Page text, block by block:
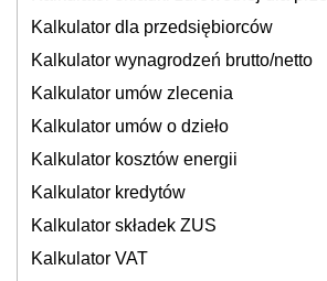
Kalkulator dla przedsiębiorców
Kalkulator wynagrodzeń brutto/netto
Kalkulator umów zlecenia
Kalkulator umów o dzieło
Kalkulator kosztów energii
Kalkulator kredytów
Kalkulator składek ZUS
Kalkulator VAT